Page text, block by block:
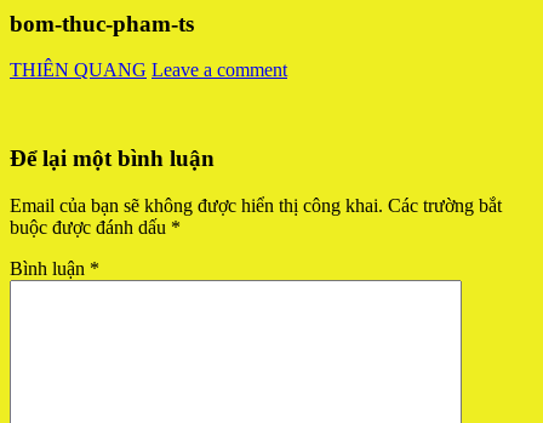
bom-thuc-pham-ts
THIÊN QUANG Leave a comment
Để lại một bình luận
Email của bạn sẽ không được hiển thị công khai. Các trường bắt
buộc được đánh dấu *
Bình luận *